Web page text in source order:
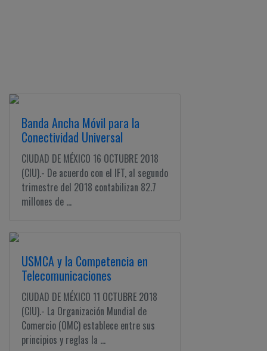
Banda Ancha Móvil para la
Conectividad Universal
CIUDAD DE MÉXICO 16 OCTUBRE 2018
(CIU).- De acuerdo con el IFT, al segundo
trimestre del 2018 contabilizan 82.7
millones de ...
USMCA y la Competencia en
Telecomunicaciones
CIUDAD DE MÉXICO 11 OCTUBRE 2018
(CIU).- La Organización Mundial de
Comercio (OMC) establece entre sus
principios y reglas la ...